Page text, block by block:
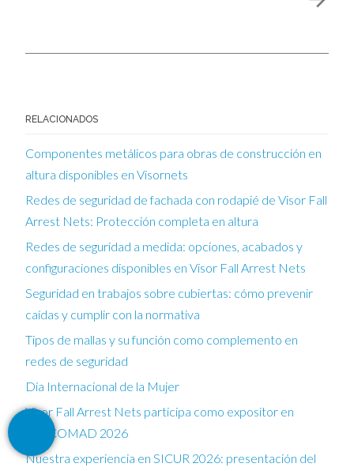
RELACIONADOS
Componentes metálicos para obras de construcción en
altura disponibles en Visornets
Redes de seguridad de fachada con rodapié de Visor Fall
Arrest Nets: Protección completa en altura
Redes de seguridad a medida: opciones, acabados y
configuraciones disponibles en Visor Fall Arrest Nets
Seguridad en trabajos sobre cubiertas: cómo prevenir
caídas y cumplir con la normativa
Tipos de mallas y su función como complemento en
redes de seguridad
Día Internacional de la Mujer
Visor Fall Arrest Nets participa como expositor en
FESCOMAD 2026
Nuestra experiencia en SICUR 2026: presentación del